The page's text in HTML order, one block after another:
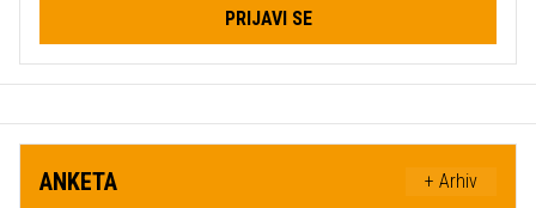
PRIJAVI SE
ANKETA + Arhiv